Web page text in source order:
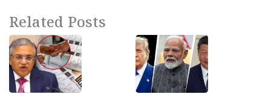
Related Posts